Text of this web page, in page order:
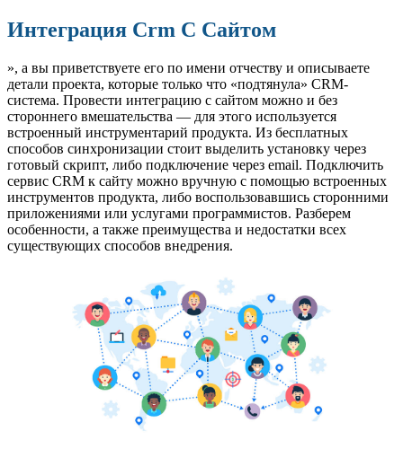
Интеграция Crm C Сайтом
», а вы приветствуете его по имени отчеству и описываете
детали проекта, которые только что «подтянула» CRM-
система. Провести интеграцию с сайтом можно и без
стороннего вмешательства — для этого используется
встроенный инструментарий продукта. Из бесплатных
способов синхронизации стоит выделить установку через
готовый скрипт, либо подключение через email. Подключить
сервис CRM к сайту можно вручную с помощью встроенных
инструментов продукта, либо воспользовавшись сторонними
приложениями или услугами программистов. Разберем
особенности, а также преимущества и недостатки всех
существующих способов внедрения.